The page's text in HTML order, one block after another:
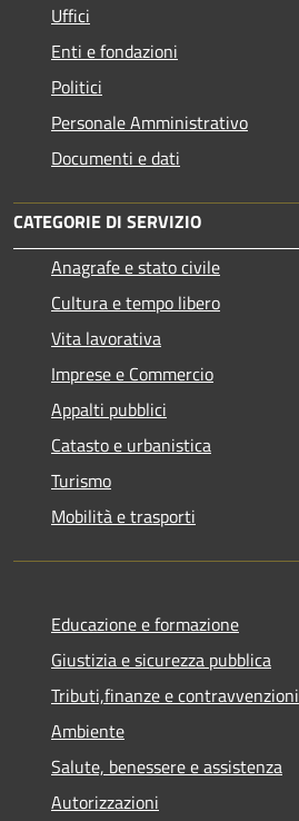
Uffici
Enti e fondazioni
Politici
Personale Amministrativo
Documenti e dati
CATEGORIE DI SERVIZIO
Anagrafe e stato civile
Cultura e tempo libero
Vita lavorativa
Imprese e Commercio
Appalti pubblici
Catasto e urbanistica
Turismo
Mobilità e trasporti
Educazione e formazione
Giustizia e sicurezza pubblica
Tributi,finanze e contravvenzioni
Ambiente
Salute, benessere e assistenza
Autorizzazioni